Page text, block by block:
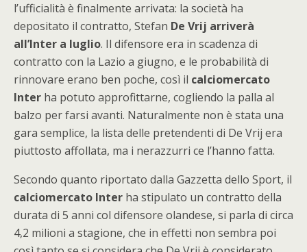
l’ufficialità è finalmente arrivata: la società ha
depositato il contratto, Stefan De Vrij arriverà
all’Inter a luglio. Il difensore era in scadenza di
contratto con la Lazio a giugno, e le probabilità di
rinnovare erano ben poche, così il calciomercato
Inter ha potuto approfittarne, cogliendo la palla al
balzo per farsi avanti. Naturalmente non è stata una
gara semplice, la lista delle pretendenti di De Vrij era
piuttosto affollata, ma i nerazzurri ce l’hanno fatta.
Secondo quanto riportato dalla Gazzetta dello Sport, il
calciomercato Inter ha stipulato un contratto della
durata di 5 anni col difensore olandese, si parla di circa
4,2 milioni a stagione, che in effetti non sembra poi